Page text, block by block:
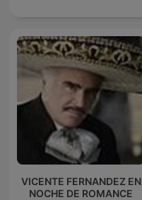
VICENTE FERNANDEZ EN
NOCHE DE ROMANCE